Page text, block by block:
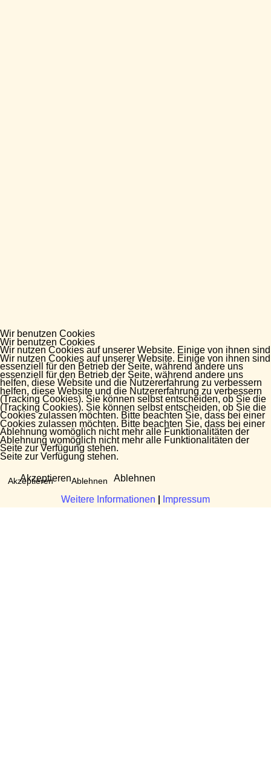
Wir benutzen Cookies
Wir nutzen Cookies auf unserer Website. Einige von ihnen sind
essenziell für den Betrieb der Seite, während andere uns
helfen, diese Website und die Nutzererfahrung zu verbessern
(Tracking Cookies). Sie können selbst entscheiden, ob Sie die
Cookies zulassen möchten. Bitte beachten Sie, dass bei einer
Ablehnung womöglich nicht mehr alle Funktionalitäten der
Seite zur Verfügung stehen.
Akzeptieren Ablehnen
Weitere Informationen Impressum
Wir benutzen Cookies
Wir nutzen Cookies auf unserer Website. Einige von ihnen sind
essenziell für den Betrieb der Seite, während andere uns
helfen, diese Website und die Nutzererfahrung zu verbessern
(Tracking Cookies). Sie können selbst entscheiden, ob Sie die
Cookies zulassen möchten. Bitte beachten Sie, dass bei einer
Ablehnung womöglich nicht mehr alle Funktionalitäten der
Seite zur Verfügung stehen.
Akzeptieren Ablehnen
Weitere Informationen Impressum